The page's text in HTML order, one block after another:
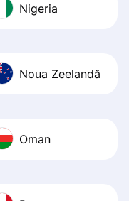
Nigeria
Noua Zeelandă
Oman